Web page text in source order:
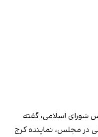
شورای اسلامی، گفته
در مجلس، نماینده کرج